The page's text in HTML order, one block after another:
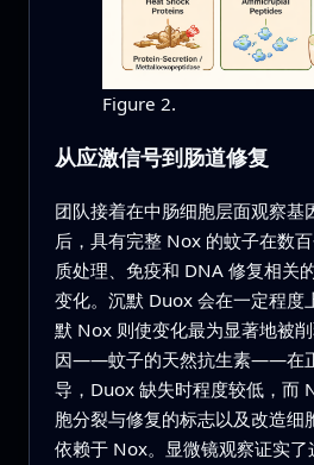
Figure 2.
从应激信号到肠道修复
团队接着在中肠细胞层面观察基
后，具有完整 Nox 的蚊子在数
质处理、免疫和 DNA 修复相关
变化。沉默 Duox 会在一定程度
默 Nox 则使变化最为显著地被
因——蚊子的天然抗生素——在
导，Duox 缺失时程度较低，而
胞分裂与修复的标志以及改造细
依赖于 Nox。显微镜观察证实了